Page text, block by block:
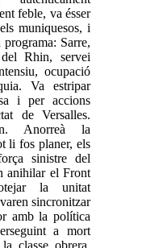
feble, va ésser
muniquesos, i
Sarre,
Rhin, servei
ocupació
Va estripar
i per accions
de Versalles.
Anorreà la
li fos planer, els
sinistre del
anihilar el Front
la unitat
sincronitzar
amb la política
a mort
classe obrera,